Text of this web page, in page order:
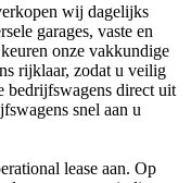
wij dagelijks
garages, vaste en
onze vakkundige
rijklaar, zodat u veilig
bedrijfswagens direct uit
snel aan u
lease aan. Op